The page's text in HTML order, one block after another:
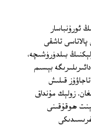
ئورۇنباسار
تاشقى
بىلدۈرۈشىچە،
بېسىم
قىلىش
زولېك مۇنداق
ھوقۇقىنى